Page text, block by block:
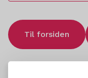
Til forsiden